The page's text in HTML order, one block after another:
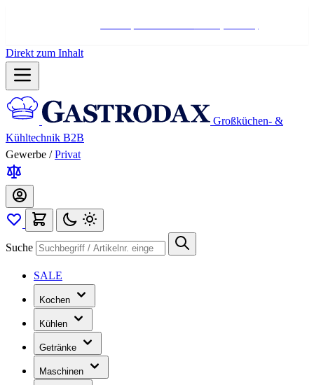
Direkt zum Inhalt
Großküchen- &
Kühltechnik B2B
Gewerbe / Privat
Suche
SALE
Kochen
Kühlen
Getränke
Maschinen